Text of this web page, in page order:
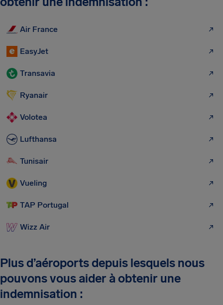
Air France
EasyJet
Transavia
Ryanair
Volotea
Lufthansa
Tunisair
Vueling
TAP Portugal
Wizz Air
Plus d’aéroports depuis lesquels nous
pouvons vous aider à obtenir une
indemnisation :